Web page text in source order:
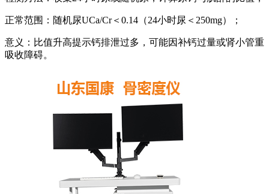
正常范围：随机尿UCa/Cr＜0.14（24小时尿＜250mg）；
意义：比值升高提示钙排泄过多，可能因补钙过量或肾小管重
吸收障碍。